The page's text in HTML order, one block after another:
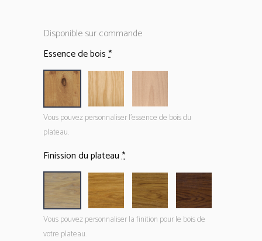
Disponible sur commande
Essence de bois*
Vous pouvez personnaliser l'essence de bois du
plateau.
Finission du plateau*
Vous pouvez personnaliser la finition pour le bois de
votre plateau.